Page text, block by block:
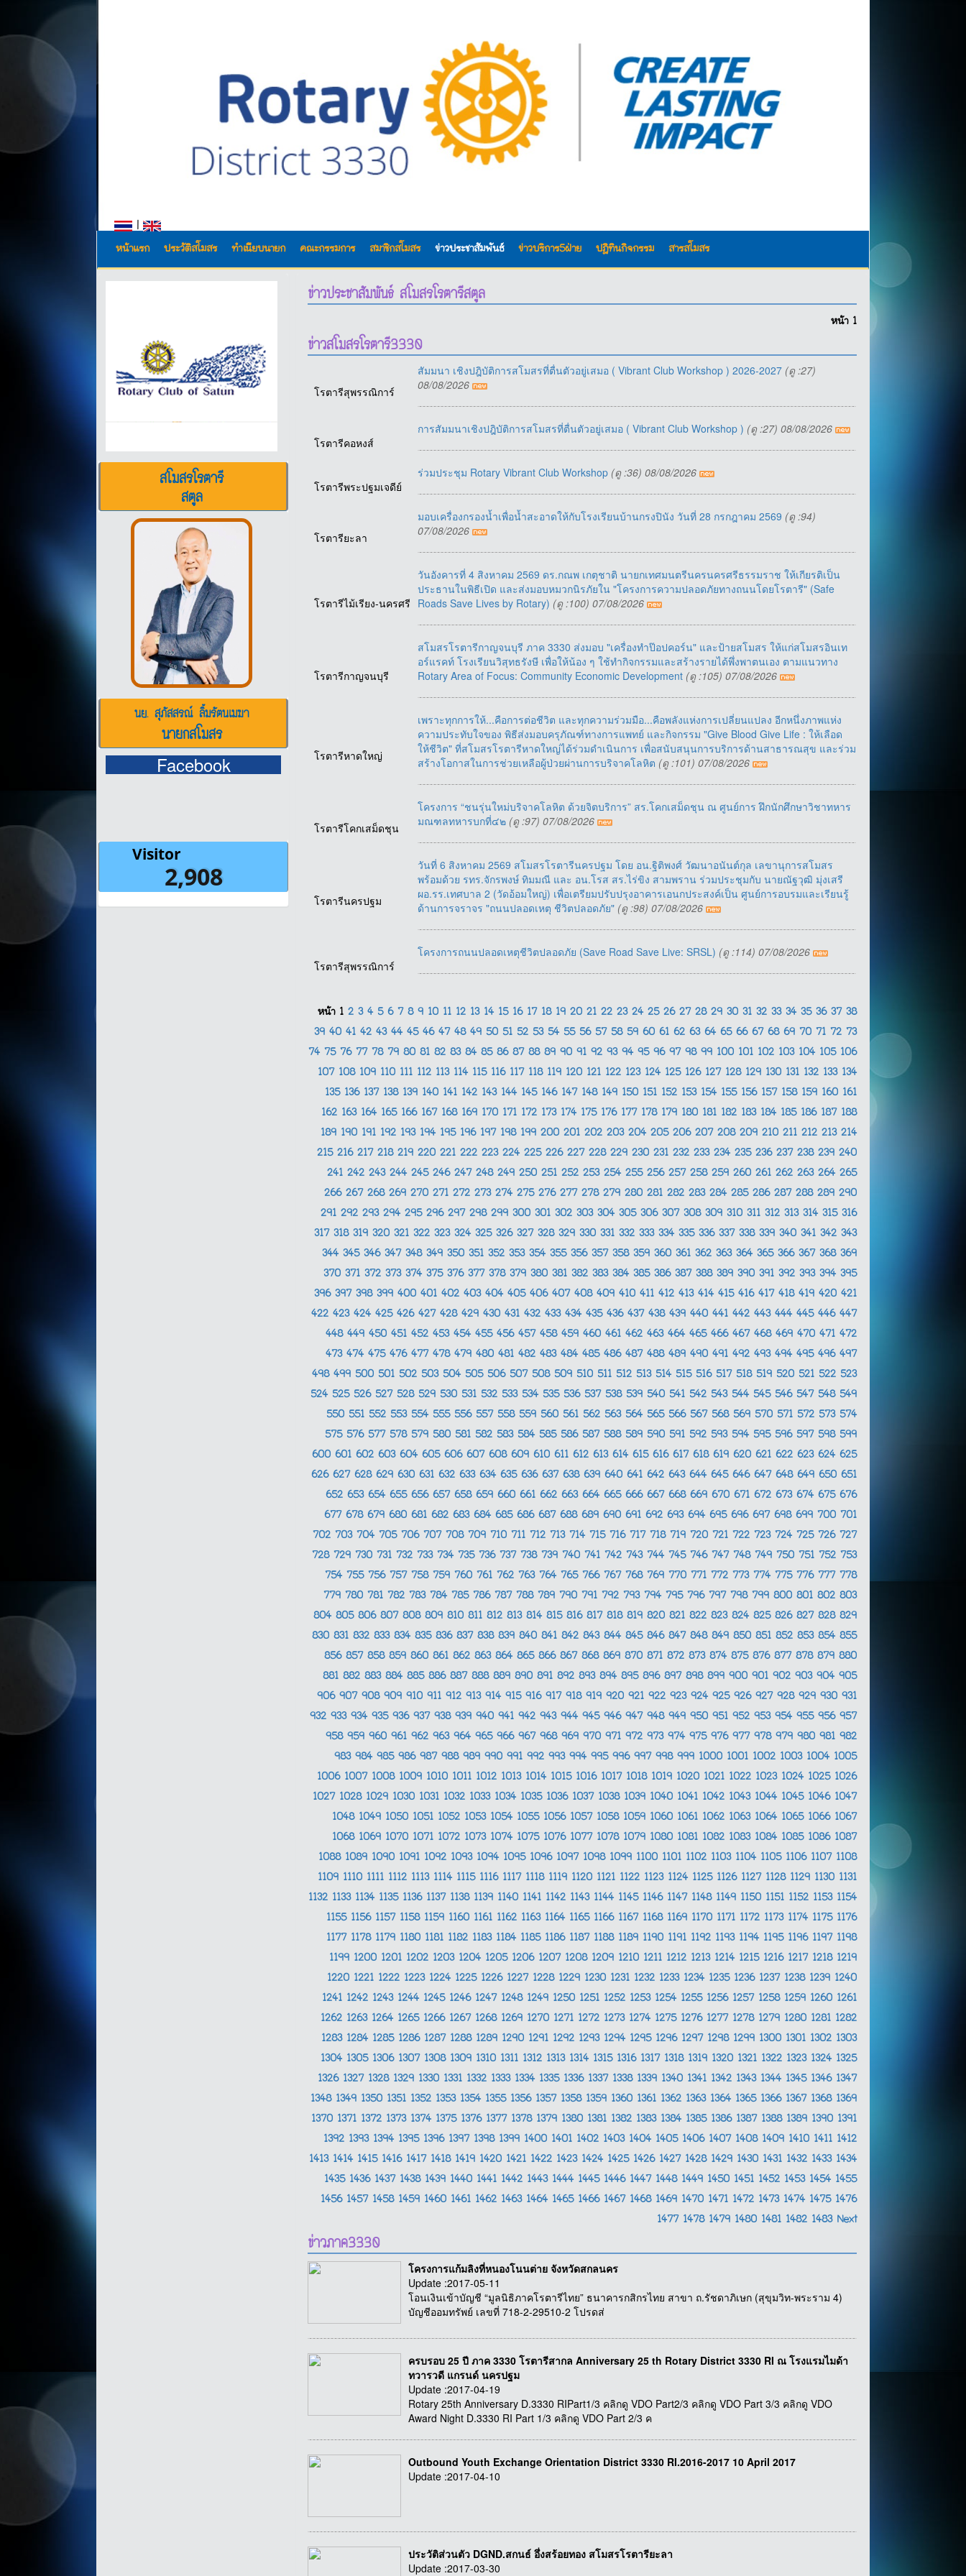
|
หน้าแรก ประวัติสโมสร ทำเนียบนายก คณะกรรมการ สมาชิกสโมสร ข่าวประชาสัมพันธ์ ข่าวบริการ5ฝ่าย ปฎิทินกิจกรรม สารสโมสร
สโมสรโรตารี
สตูล
นย. สุภัสสรณ์ ลิ้มรัตนเมฆา
นายกสโมสร
Facebook
ข่าวประชาสัมพันธ์ สโมสรโรตารีสตูล
หน้า 1
ข่าวสโมสรโรตารี3330
โรตารีสุพรรณิการ์
สัมมนา เชิงปฎิบัติการสโมสรที่ตื่นตัวอยู่เสมอ ( Vibrant Club Workshop ) 2026-2027 (ดู :27)
08/08/2026
โรตารีคอหงส์
การสัมมนาเชิงปฎิบัติการสโมสรที่ตื่นตัวอยู่เสมอ ( Vibrant Club Workshop ) (ดู :27) 08/08/2026
โรตารีพระปฐมเจดีย์
ร่วมประชุม Rotary Vibrant Club Workshop (ดู :36) 08/08/2026
โรตารียะลา
มอบเครื่องกรองน้ำเพื่อน้ำสะอาดให้กับโรงเรียนบ้านกรงปินัง วันที่ 28 กรกฎาคม 2569 (ดู :94)
07/08/2026
โรตารีไม้เรียง-นครศรี
วันอังคารที่ 4 สิงหาคม 2569 ดร.กณพ เกตุชาติ นายกเทศมนตรีนครนครศรีธรรมราช ให้เกียรติเป็น
ประธานในพิธีเปิด และส่งมอบหมวกนิรภัยใน "โครงการความปลอดภัยทางถนนโดยโรตารี" (Safe
Roads Save Lives by Rotary) (ดู :100) 07/08/2026
โรตารีกาญจนบุรี
สโมสรโรตารีกาญจนบุรี ภาค 3330 ส่งมอบ "เครื่องทำป๊อปคอร์น" และป้ายสโมสร ให้แก่สโมสรอินเท
อร์แรคท์ โรงเรียนวิสุทธรังษี เพื่อให้น้อง ๆ ใช้ทำกิจกรรมและสร้างรายได้พึ่งพาตนเอง ตามแนวทาง
Rotary Area of Focus: Community Economic Development (ดู :105) 07/08/2026
โรตารีหาดใหญ่
เพราะทุกการให้...คือการต่อชีวิต และทุกความร่วมมือ...คือพลังแห่งการเปลี่ยนแปลง อีกหนึ่งภาพแห่ง
ความประทับใจของ พิธีส่งมอบครุภัณฑ์ทางการแพทย์ และกิจกรรม "Give Blood Give Life : ให้เลือด
ให้ชีวิต" ที่สโมสรโรตารีหาดใหญ่ได้ร่วมดำเนินการ เพื่อสนับสนุนการบริการด้านสาธารณสุข และร่วม
สร้างโอกาสในการช่วยเหลือผู้ป่วยผ่านการบริจาคโลหิต (ดู :101) 07/08/2026
โรตารีโคกเสม็ดชุน
โครงการ “ชนรุ่นใหม่บริจาคโลหิต ด้วยจิตบริการ” สร.โคกเสม็ดชุน ณ ศูนย์การ ฝึกนักศึกษาวิชาทหาร
มณฑลทหารบกที่๔๒ (ดู :97) 07/08/2026
โรตารีนครปฐม
วันที่ 6 สิงหาคม 2569 สโมสรโรตารีนครปฐม โดย อน.ฐิติพงศ์ วัฒนาอนันต์กุล เลขานุการสโมสร
พร้อมด้วย รทร.จักรพงษ์ ทิมมณี และ อน.โรส สร.ไร่ขิง สามพราน ร่วมประชุมกับ นายณัฐวุฒิ มุ่งเสรี
ผอ.รร.เทศบาล 2 (วัดอ้อมใหญ่) เพื่อเตรียมปรับปรุงอาคารเอนกประสงค์เป็น ศูนย์การอบรมและเรียนรู้
ด้านการจราจร "ถนนปลอดเหตุ ชีวิตปลอดภัย" (ดู :98) 07/08/2026
โรตารีสุพรรณิการ์
โครงการถนนปลอดเหตุชีวิตปลอดภัย (Save Road Save Live: SRSL) (ดู :114) 07/08/2026
หน้า 1 2 3 4 5 6 7 8 9 10 11 12 13 14 15 16 17 18 19 20 21 22 23 24 25 26 27 28 29 30 31 32 33 34 35 36 37 38
39 40 41 42 43 44 45 46 47 48 49 50 51 52 53 54 55 56 57 58 59 60 61 62 63 64 65 66 67 68 69 70 71 72 73
74 75 76 77 78 79 80 81 82 83 84 85 86 87 88 89 90 91 92 93 94 95 96 97 98 99 100 101 102 103 104 105 106
107 108 109 110 111 112 113 114 115 116 117 118 119 120 121 122 123 124 125 126 127 128 129 130 131 132 133 134
135 136 137 138 139 140 141 142 143 144 145 146 147 148 149 150 151 152 153 154 155 156 157 158 159 160 161
162 163 164 165 166 167 168 169 170 171 172 173 174 175 176 177 178 179 180 181 182 183 184 185 186 187 188
189 190 191 192 193 194 195 196 197 198 199 200 201 202 203 204 205 206 207 208 209 210 211 212 213 214
215 216 217 218 219 220 221 222 223 224 225 226 227 228 229 230 231 232 233 234 235 236 237 238 239 240
241 242 243 244 245 246 247 248 249 250 251 252 253 254 255 256 257 258 259 260 261 262 263 264 265
266 267 268 269 270 271 272 273 274 275 276 277 278 279 280 281 282 283 284 285 286 287 288 289 290
291 292 293 294 295 296 297 298 299 300 301 302 303 304 305 306 307 308 309 310 311 312 313 314 315 316
317 318 319 320 321 322 323 324 325 326 327 328 329 330 331 332 333 334 335 336 337 338 339 340 341 342 343
344 345 346 347 348 349 350 351 352 353 354 355 356 357 358 359 360 361 362 363 364 365 366 367 368 369
370 371 372 373 374 375 376 377 378 379 380 381 382 383 384 385 386 387 388 389 390 391 392 393 394 395
396 397 398 399 400 401 402 403 404 405 406 407 408 409 410 411 412 413 414 415 416 417 418 419 420 421
422 423 424 425 426 427 428 429 430 431 432 433 434 435 436 437 438 439 440 441 442 443 444 445 446 447
448 449 450 451 452 453 454 455 456 457 458 459 460 461 462 463 464 465 466 467 468 469 470 471 472
473 474 475 476 477 478 479 480 481 482 483 484 485 486 487 488 489 490 491 492 493 494 495 496 497
498 499 500 501 502 503 504 505 506 507 508 509 510 511 512 513 514 515 516 517 518 519 520 521 522 523
524 525 526 527 528 529 530 531 532 533 534 535 536 537 538 539 540 541 542 543 544 545 546 547 548 549
550 551 552 553 554 555 556 557 558 559 560 561 562 563 564 565 566 567 568 569 570 571 572 573 574
575 576 577 578 579 580 581 582 583 584 585 586 587 588 589 590 591 592 593 594 595 596 597 598 599
600 601 602 603 604 605 606 607 608 609 610 611 612 613 614 615 616 617 618 619 620 621 622 623 624 625
626 627 628 629 630 631 632 633 634 635 636 637 638 639 640 641 642 643 644 645 646 647 648 649 650 651
652 653 654 655 656 657 658 659 660 661 662 663 664 665 666 667 668 669 670 671 672 673 674 675 676
677 678 679 680 681 682 683 684 685 686 687 688 689 690 691 692 693 694 695 696 697 698 699 700 701
702 703 704 705 706 707 708 709 710 711 712 713 714 715 716 717 718 719 720 721 722 723 724 725 726 727
728 729 730 731 732 733 734 735 736 737 738 739 740 741 742 743 744 745 746 747 748 749 750 751 752 753
754 755 756 757 758 759 760 761 762 763 764 765 766 767 768 769 770 771 772 773 774 775 776 777 778
779 780 781 782 783 784 785 786 787 788 789 790 791 792 793 794 795 796 797 798 799 800 801 802 803
804 805 806 807 808 809 810 811 812 813 814 815 816 817 818 819 820 821 822 823 824 825 826 827 828 829
830 831 832 833 834 835 836 837 838 839 840 841 842 843 844 845 846 847 848 849 850 851 852 853 854 855
856 857 858 859 860 861 862 863 864 865 866 867 868 869 870 871 872 873 874 875 876 877 878 879 880
881 882 883 884 885 886 887 888 889 890 891 892 893 894 895 896 897 898 899 900 901 902 903 904 905
906 907 908 909 910 911 912 913 914 915 916 917 918 919 920 921 922 923 924 925 926 927 928 929 930 931
932 933 934 935 936 937 938 939 940 941 942 943 944 945 946 947 948 949 950 951 952 953 954 955 956 957
958 959 960 961 962 963 964 965 966 967 968 969 970 971 972 973 974 975 976 977 978 979 980 981 982
983 984 985 986 987 988 989 990 991 992 993 994 995 996 997 998 999 1000 1001 1002 1003 1004 1005
1006 1007 1008 1009 1010 1011 1012 1013 1014 1015 1016 1017 1018 1019 1020 1021 1022 1023 1024 1025 1026
1027 1028 1029 1030 1031 1032 1033 1034 1035 1036 1037 1038 1039 1040 1041 1042 1043 1044 1045 1046 1047
1048 1049 1050 1051 1052 1053 1054 1055 1056 1057 1058 1059 1060 1061 1062 1063 1064 1065 1066 1067
1068 1069 1070 1071 1072 1073 1074 1075 1076 1077 1078 1079 1080 1081 1082 1083 1084 1085 1086 1087
1088 1089 1090 1091 1092 1093 1094 1095 1096 1097 1098 1099 1100 1101 1102 1103 1104 1105 1106 1107 1108
1109 1110 1111 1112 1113 1114 1115 1116 1117 1118 1119 1120 1121 1122 1123 1124 1125 1126 1127 1128 1129 1130 1131
1132 1133 1134 1135 1136 1137 1138 1139 1140 1141 1142 1143 1144 1145 1146 1147 1148 1149 1150 1151 1152 1153 1154
1155 1156 1157 1158 1159 1160 1161 1162 1163 1164 1165 1166 1167 1168 1169 1170 1171 1172 1173 1174 1175 1176
1177 1178 1179 1180 1181 1182 1183 1184 1185 1186 1187 1188 1189 1190 1191 1192 1193 1194 1195 1196 1197 1198
1199 1200 1201 1202 1203 1204 1205 1206 1207 1208 1209 1210 1211 1212 1213 1214 1215 1216 1217 1218 1219
1220 1221 1222 1223 1224 1225 1226 1227 1228 1229 1230 1231 1232 1233 1234 1235 1236 1237 1238 1239 1240
1241 1242 1243 1244 1245 1246 1247 1248 1249 1250 1251 1252 1253 1254 1255 1256 1257 1258 1259 1260 1261
1262 1263 1264 1265 1266 1267 1268 1269 1270 1271 1272 1273 1274 1275 1276 1277 1278 1279 1280 1281 1282
1283 1284 1285 1286 1287 1288 1289 1290 1291 1292 1293 1294 1295 1296 1297 1298 1299 1300 1301 1302 1303
1304 1305 1306 1307 1308 1309 1310 1311 1312 1313 1314 1315 1316 1317 1318 1319 1320 1321 1322 1323 1324 1325
1326 1327 1328 1329 1330 1331 1332 1333 1334 1335 1336 1337 1338 1339 1340 1341 1342 1343 1344 1345 1346 1347
1348 1349 1350 1351 1352 1353 1354 1355 1356 1357 1358 1359 1360 1361 1362 1363 1364 1365 1366 1367 1368 1369
1370 1371 1372 1373 1374 1375 1376 1377 1378 1379 1380 1381 1382 1383 1384 1385 1386 1387 1388 1389 1390 1391
1392 1393 1394 1395 1396 1397 1398 1399 1400 1401 1402 1403 1404 1405 1406 1407 1408 1409 1410 1411 1412
1413 1414 1415 1416 1417 1418 1419 1420 1421 1422 1423 1424 1425 1426 1427 1428 1429 1430 1431 1432 1433 1434
1435 1436 1437 1438 1439 1440 1441 1442 1443 1444 1445 1446 1447 1448 1449 1450 1451 1452 1453 1454 1455
1456 1457 1458 1459 1460 1461 1462 1463 1464 1465 1466 1467 1468 1469 1470 1471 1472 1473 1474 1475 1476
1477 1478 1479 1480 1481 1482 1483 Next
ข่าวภาค3330
โครงการแก้มลิงที่หนองโนนต่าย จังหวัดสกลนคร
Update :2017-05-11
โอนเงินเข้าบัญชี “มูลนิธิภาคโรตารีไทย” ธนาคารกสิกรไทย สาขา ถ.รัชดาภิเษก (สุขุมวิท-พระราม 4)
บัญชีออมทรัพย์ เลขที่ 718-2-29510-2 โปรดส่
ครบรอบ 25 ปี ภาค 3330 โรตารีสากล Anniversary 25 th Rotary District 3330 RI ณ โรงแรมไมด้า
ทวารวดี แกรนด์ นครปฐม
Update :2017-04-19
Rotary 25th Anniversary D.3330 RIPart1/3 คลิกดู VDO Part2/3 คลิกดู VDO Part 3/3 คลิกดู VDO
Award Night D.3330 RI Part 1/3 คลิกดู VDO Part 2/3 ค
Outbound Youth Exchange Orientation District 3330 RI.2016-2017 10 April 2017
Update :2017-04-10
ประวัติส่วนตัว DGND.สกนธ์ อึ่งสร้อยทอง สโมสรโรตารียะลา
Update :2017-03-30